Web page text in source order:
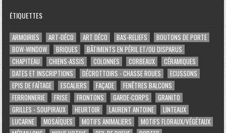
ÉTIQUETTES
ARMOIRIES ART-DÉCO ART DÉCO BAS-RELIEFS
BOUTONS DE PORTE
BOW-WINDOW
BRIQUES
BÂTIMENTS EN PÉRIL ET/OU DISPARUS
CHAPITEAU
CHIENS-ASSIS COLONNES CORBEAUX
CÉRAMIQUES
DATES ET INSCRIPTIONS
DÉCROTTOIRS - CHASSE ROUES
ECUSSONS
EPIS DE FAÎTAGE
ESCALIERS FAÇADE
FENÊTRES BALCONS
FERRONNERIE
FRISE FRONTONS GARDE-CORPS
GRANITO
GRILLES - SOUPIRAUX
HEURTOIR LAURENT ANTOINE
LINTEAUX
LUCARNE
MOSAÏQUES MOTIFS ANIMALIERS
MOTIFS FLORAUX/VÉGÉTAUX